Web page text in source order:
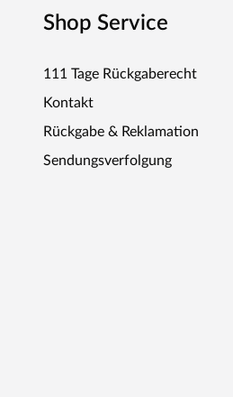
Shop Service
111 Tage Rückgaberecht
Kontakt
Rückgabe & Reklamation
Sendungsverfolgung